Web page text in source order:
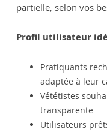
partielle, selon vos
Profil utilisateur
Pratiquants
adaptée à leur
Vététistes
transparente
Utilisateurs